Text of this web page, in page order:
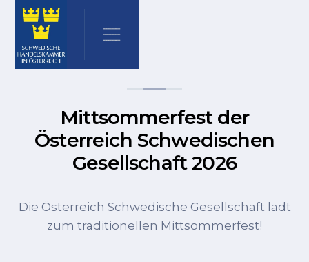
Mittsommerfest der
Österreich Schwedischen
Gesellschaft 2026
Die Österreich Schwedische Gesellschaft lädt
zum traditionellen Mittsommerfest!